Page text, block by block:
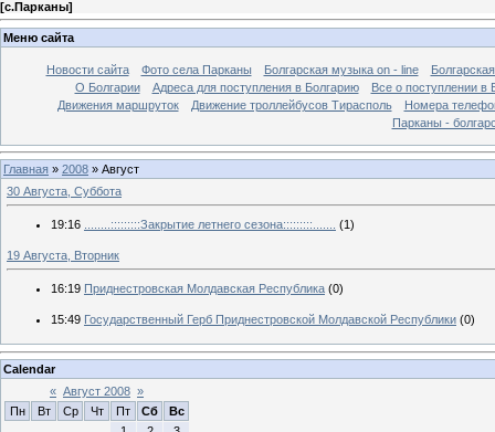
[с.Парканы]
Меню сайта
Новости сайта Фото села Парканы Болгарская музыка on - line
О Болгарии
Адреса для поступления в Болгарию
Все о поступлении в
Движения маршруток
Движение троллейбусов Тирасполь
Номера
Парканы -
Главная » 2008 » Август
30 Августа, Суббота
19:16 ........:::::::::Закрытие летнего сезона:::::::::....... (1)
19 Августа, Вторник
16:19 Приднестровская Молдавская Республика (0)
15:49 Государственный Герб Приднестровской Молдавской Республики (0)
Calendar
« Август 2008 »
Пн
Вт Ср Чт Пт Сб
Вс